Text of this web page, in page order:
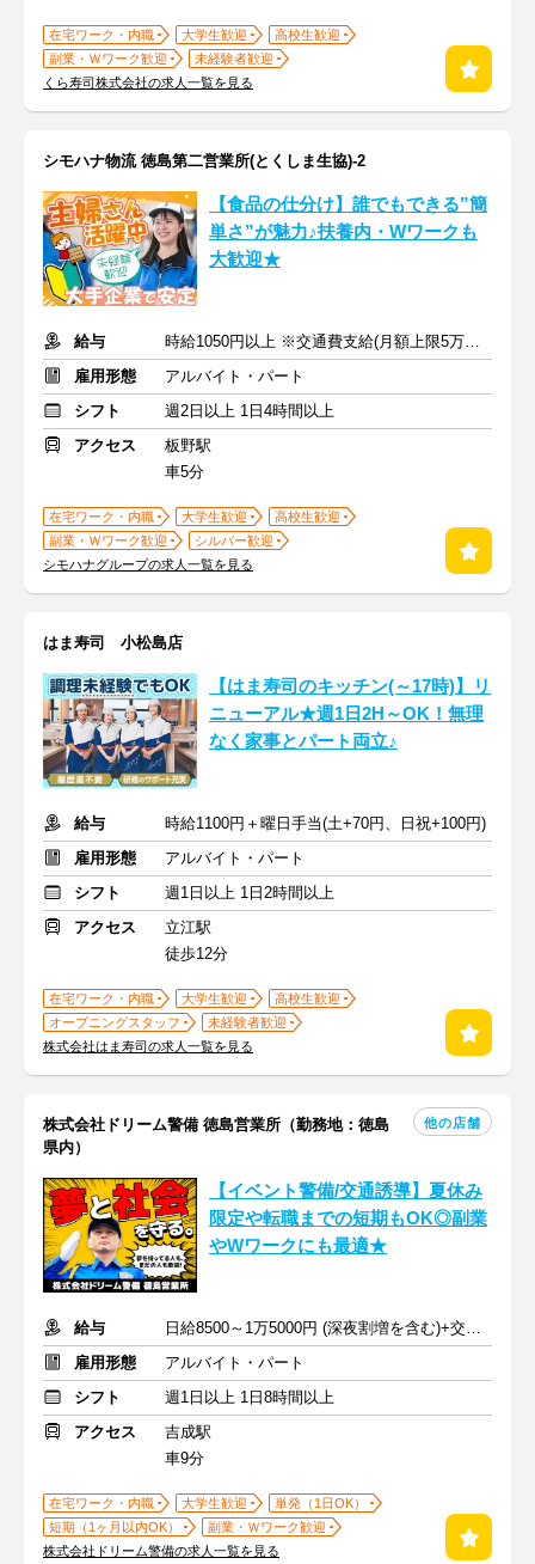
在宅ワーク・内職 大学生歓迎
高校生歓迎
副業・Ｗワーク歓迎
未経験者歓迎
くら寿司株式会社の求人一覧を見る
シモハナ物流 徳島第二営業所(とくしま生協)-2
【食品の仕分け】誰でもできる”簡
単さ”が魅力♪扶養内・Wワークも
大歓迎★
給与
時給1050円以上 ※交通費支給(月額上限5万円まで)
雇用形態
アルバイト・パート
シフト
週2日以上 1日4時間以上
アクセス
板野駅
車5分
在宅ワーク・内職 大学生歓迎
高校生歓迎
副業・Ｗワーク歓迎
シルバー歓迎
シモハナグループの求人一覧を見る
はま寿司 小松島店
【はま寿司のキッチン(～17時)】リ
ニューアル★週1日2H～OK！無理
なく家事とパート両立♪
給与
時給1100円＋曜日手当(土+70円、日祝+100円)
雇用形態
アルバイト・パート
シフト
週1日以上 1日2時間以上
アクセス
立江駅
徒歩12分
在宅ワーク・内職 大学生歓迎
高校生歓迎
オープニングスタッフ
未経験者歓迎
株式会社はま寿司の求人一覧を見る
株式会社ドリーム警備 徳島営業所（勤務地：徳島
県内）
他の店舗
【イベント警備/交通誘導】夏休み
限定や転職までの短期もOK◎副業
やWワークにも最適★
給与
日給8500～1万5000円 (深夜割増を含む)+交通費
雇用形態
アルバイト・パート
シフト
週1日以上 1日8時間以上
アクセス
吉成駅
車9分
在宅ワーク・内職 大学生歓迎
単発（1日OK）
短期（1ヶ月以内OK）
副業・Ｗワーク歓迎
株式会社ドリーム警備の求人一覧を見る